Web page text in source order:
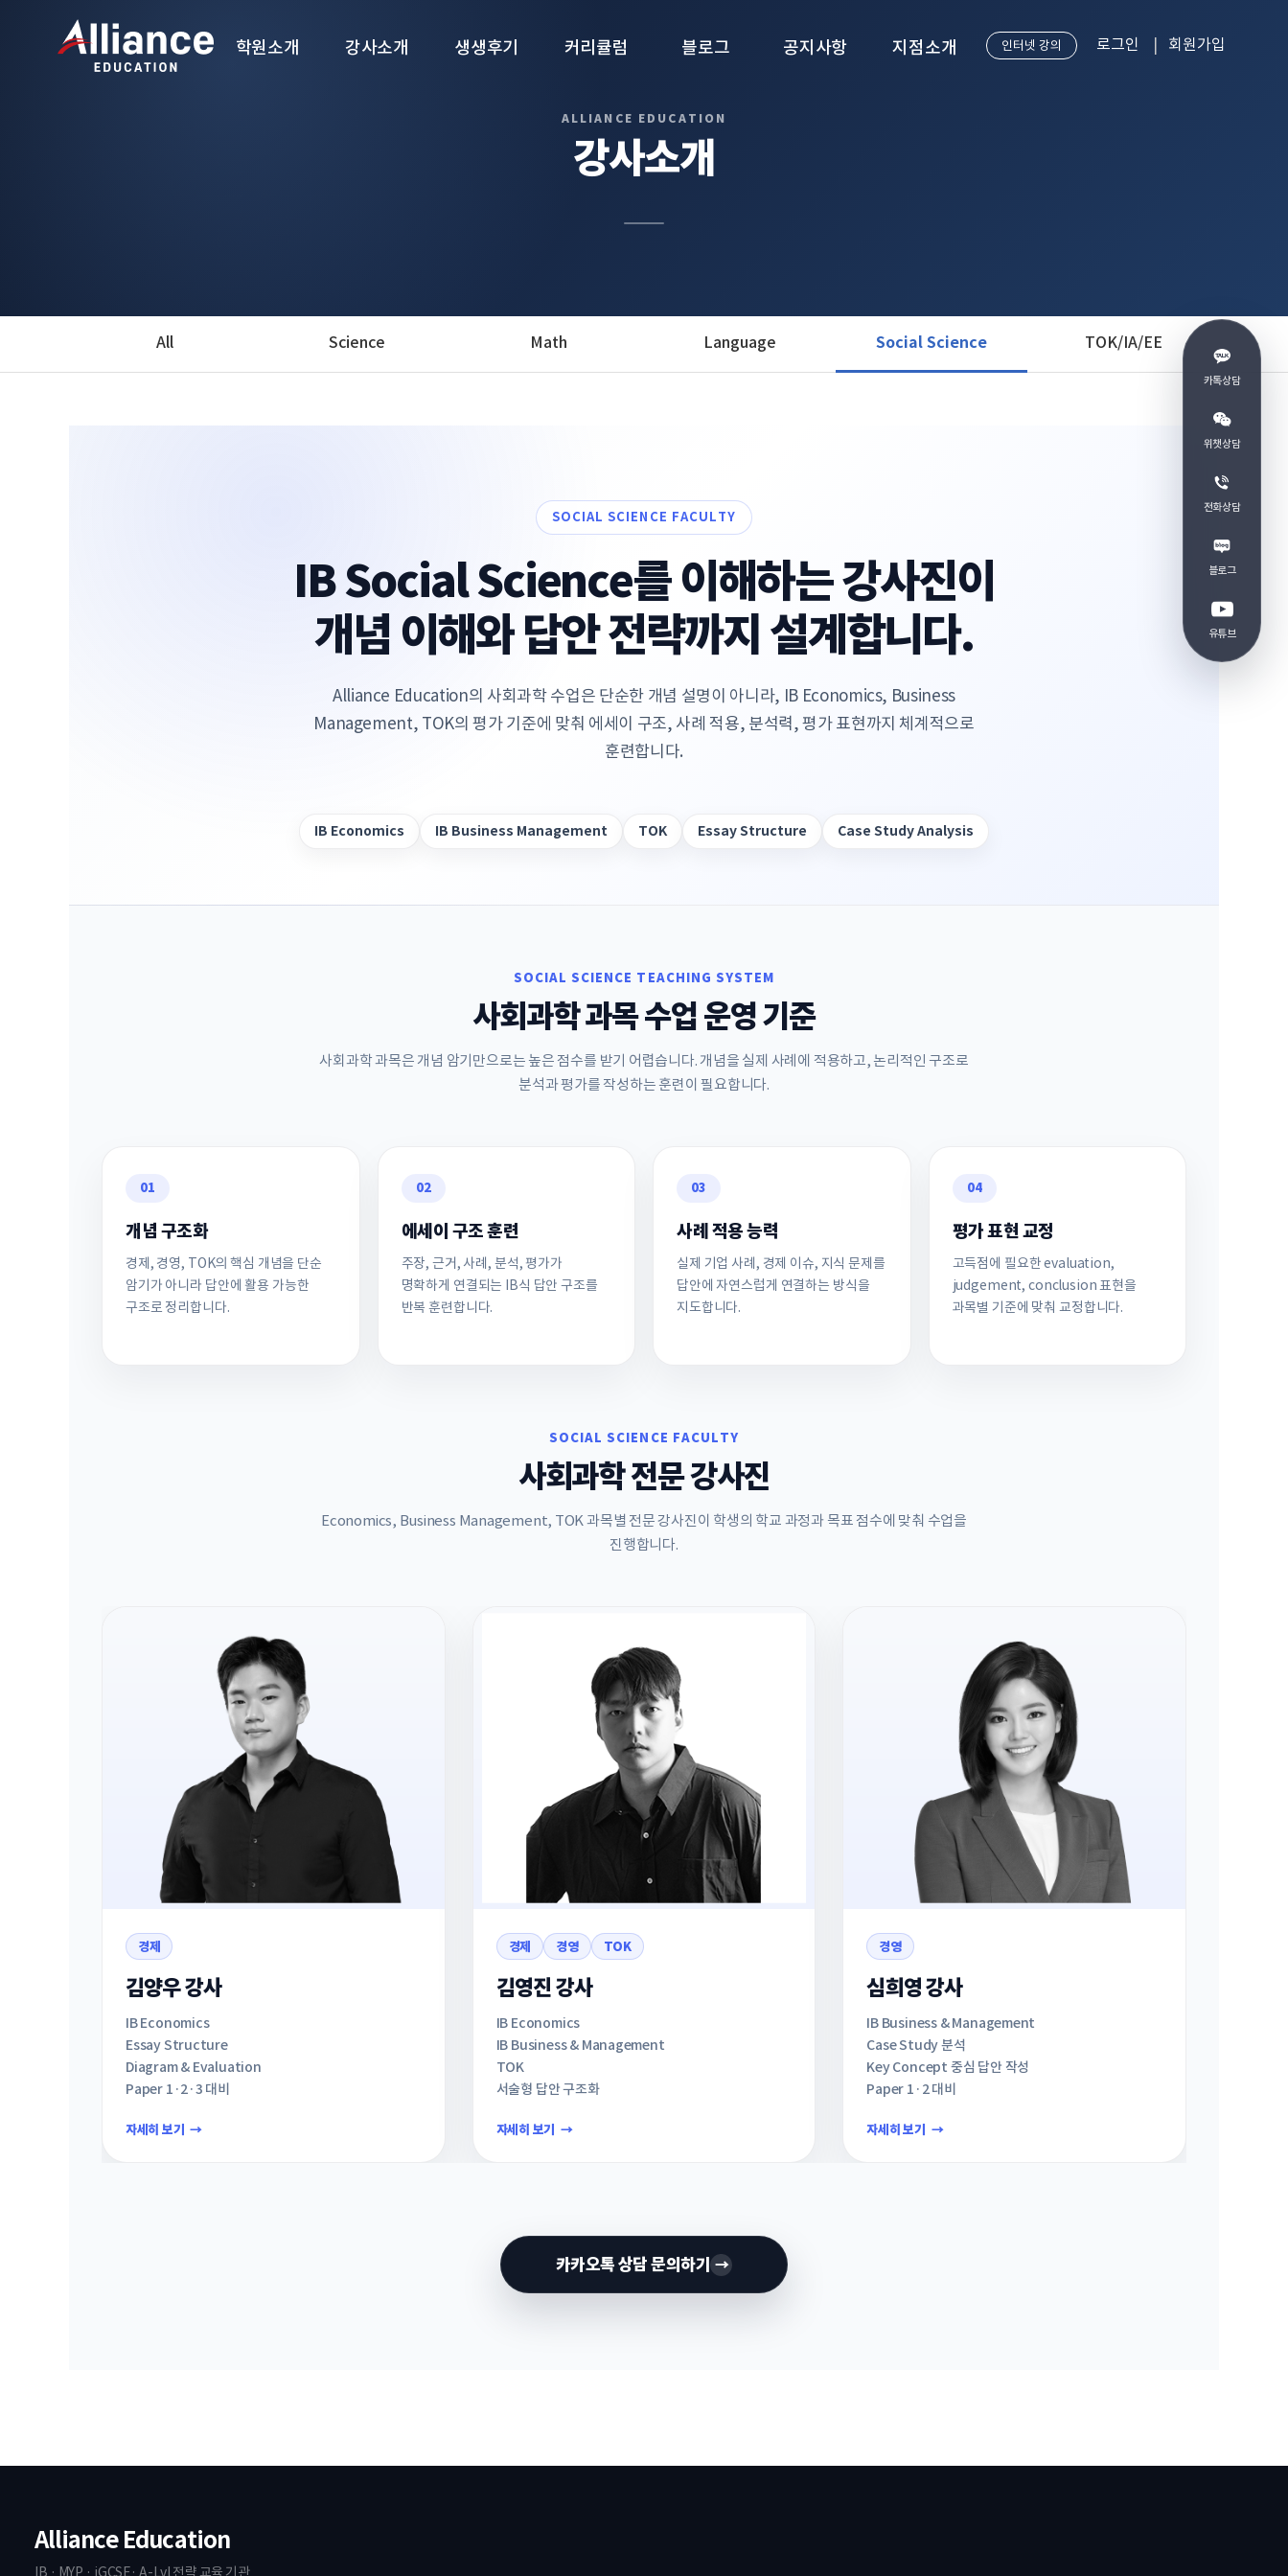
카톡상담
위챗상담
전화상담
블로그
유튜브
인터넷 강의 로그인 회원가입
학원소개 강사소개 생생후기 커리큘럼
1. 학년별 로드맵
2. IB Final Exam
집중 대비반
블로그
블로그
공지사항 지점소개
강사소개
All Science Math Language Social Science TOK/IA/EE
SOCIAL SCIENCE FACULTY
IB Social Science를 이해하는 강사진이
개념 이해와 답안 전략까지 설계합니다.
Alliance Education의 사회과학 수업은 단순한 개념 설명이 아니라, IB Economics, Business
Management, TOK의 평가 기준에 맞춰 에세이 구조, 사례 적용, 분석력, 평가 표현까지 체계적으로
훈련합니다.
IB Economics IB Business Management TOK Essay Structure Case Study Analysis
SOCIAL SCIENCE TEACHING SYSTEM
사회과학 과목 수업 운영 기준
사회과학 과목은 개념 암기만으로는 높은 점수를 받기 어렵습니다. 개념을 실제 사례에 적용하고, 논리적인 구조로
분석과 평가를 작성하는 훈련이 필요합니다.
01
개념 구조화
경제, 경영, TOK의 핵심 개념을 단순
암기가 아니라 답안에 활용 가능한
구조로 정리합니다.
02
에세이 구조 훈련
주장, 근거, 사례, 분석, 평가가
명확하게 연결되는 IB식 답안 구조를
반복 훈련합니다.
03
사례 적용 능력
실제 기업 사례, 경제 이슈, 지식 문제를
답안에 자연스럽게 연결하는 방식을
지도합니다.
04
평가 표현 교정
고득점에 필요한 evaluation,
judgement, conclusion 표현을
과목별 기준에 맞춰 교정합니다.
SOCIAL SCIENCE FACULTY
사회과학 전문 강사진
Economics, Business Management, TOK 과목별 전문 강사진이 학생의 학교 과정과 목표 점수에 맞춰 수업을
진행합니다.
경제
김양우 강사
IB Economics
Essay Structure
Diagram & Evaluation
Paper 1·2·3 대비
자세히 보기
경제 경영 TOK
김영진 강사
IB Economics
IB Business & Management
TOK
서술형 답안 구조화
자세히 보기
경영
심희영 강사
IB Business & Management
Case Study 분석
Key Concept 중심 답안 작성
Paper 1·2 대비
자세히 보기
카카오톡 상담 문의하기 →
Alliance Education
IB · MYP · iGCSE· A-Lvl 전략 교육 기관